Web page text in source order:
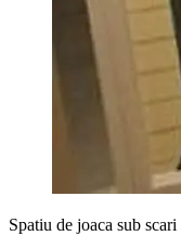
Spatiu de joaca sub